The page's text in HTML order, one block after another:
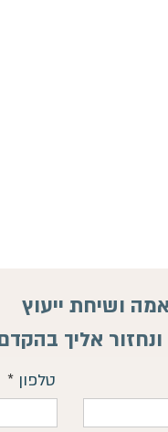
ושיחת ייעוץ
אליך
טלפון